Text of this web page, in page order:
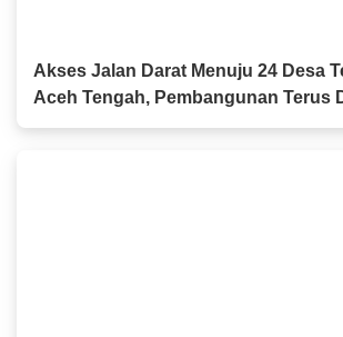
Akses Jalan Darat Menuju 24 Desa
Aceh Tengah, Pembangunan Terus